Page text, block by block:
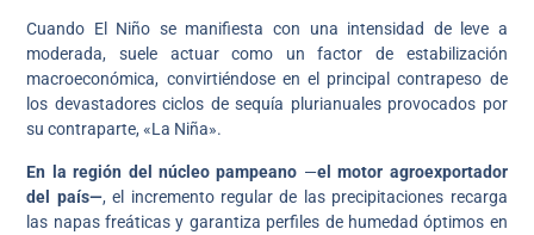
Cuando El Niño se manifiesta con una intensidad de leve a
moderada, suele actuar como un factor de estabilización
macroeconómica, convirtiéndose en el principal contrapeso de
los devastadores ciclos de sequía plurianuales provocados por
su contraparte, «La Niña».
En la región del núcleo pampeano —el motor agroexportador
del país—, el incremento regular de las precipitaciones recarga
las napas freáticas y garantiza perfiles de humedad óptimos en